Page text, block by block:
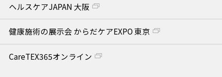
ヘルスケアJAPAN 大阪
健康施術の展示会 からだケアEXPO 東京
CareTEX365オンライン